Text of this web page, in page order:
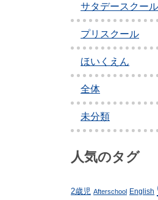
サタデースクール
プリスクール
ほいくえん
全体
未分類
人気のタグ
2歳児 Afterschool English